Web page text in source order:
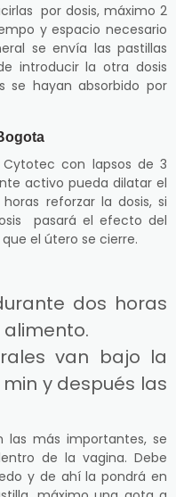
por dosis, máximo 2
y espacio necesario
se envía las pastillas
introducir la otra dosis
se hayan absorbido por
Cytotec con lapsos de 3
activo pueda dilatar el
reforzar la dosis, si
pasará el efecto del
el útero se cierre.
dos horas
van bajo la
y después las
las más importantes, se
de la vagina. Debe
y de ahí la pondrá en